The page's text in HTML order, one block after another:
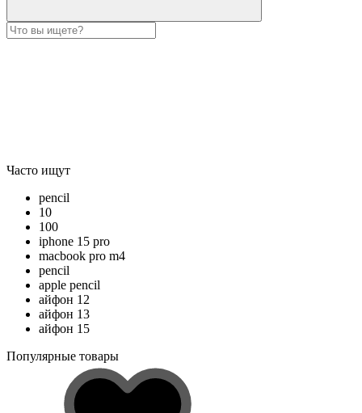
Часто ищут
pencil
10
100
iphone 15 pro
macbook pro m4
pencil
apple pencil
айфон 12
айфон 13
айфон 15
Популярные товары